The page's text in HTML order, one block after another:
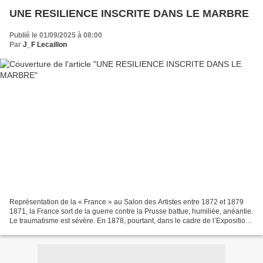
UNE RESILIENCE INSCRITE DANS LE MARBRE
Publié le 01/09/2025 à 08:00
Par J_F Lecaillon
Représentation de la « France » au Salon des Artistes entre 1872 et 1879
1871, la France sort de la guerre contre la Prusse battue, humiliée, anéantie.
Le traumatisme est sévère. En 1878, pourtant, dans le cadre de l’Exposition